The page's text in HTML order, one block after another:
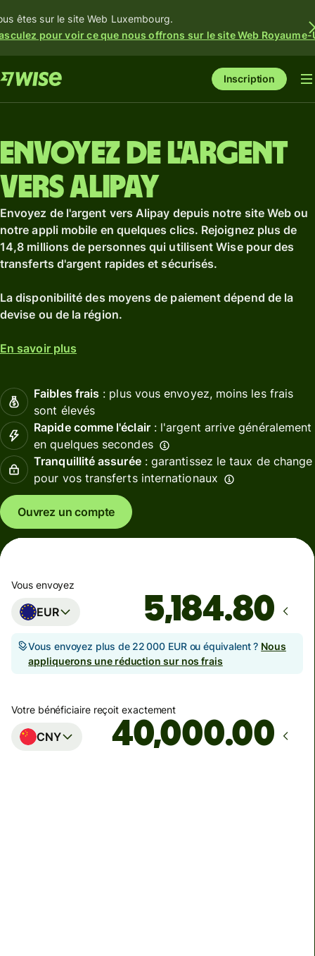
êtes sur le site Web Luxembourg.
pour voir ce que nous offrons sur le site Web Royaume-
Inscription
Envoyez de l'argent
vers Alipay
Envoyez de l'argent vers Alipay depuis notre site Web ou
notre appli mobile en quelques clics. Rejoignez plus de
14,8 millions de personnes qui utilisent Wise pour des
transferts d'argent rapides et sécurisés.
La disponibilité des moyens de paiement dépend de la
devise ou de la région.
En savoir plus
Faibles frais : plus vous envoyez, moins les frais
sont élevés
Rapide comme l'éclair: l'argent arrive généralement
en quelques secondes
Tranquillité assurée: garantissez le taux de change
pour vos transferts internationaux
Ouvrez un compte
Vous envoyez
EUR
Vous envoyez plus de 22 000 EUR ou équivalent ? Nous
appliquerons une réduction sur nos frais
Votre bénéficiaire reçoit exactement
CNY .00